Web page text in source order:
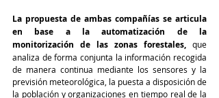
La propuesta de ambas compañías se articula
en base a la automatización de la
monitorización de las zonas forestales, que
analiza de forma conjunta la información recogida
de manera continua mediante los sensores y la
previsión meteorológica, la puesta a disposición de
la población y organizaciones en tiempo real de la